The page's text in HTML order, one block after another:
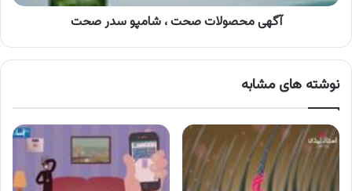
آگهی محصولات صحت ، شامپو سدر صحت
نوشته های مشابه